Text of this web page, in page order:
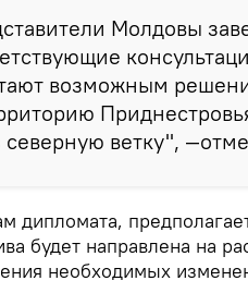
Молдовы
возможным
северную ветку",
дипломата,
будет направлена на
необходимых